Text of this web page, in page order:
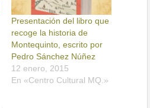
Presentación del libro que
recoge la historia de
Montequinto, escrito por
Pedro Sánchez Núñez
12 enero, 2015
En «Centro Cultural MQ.»